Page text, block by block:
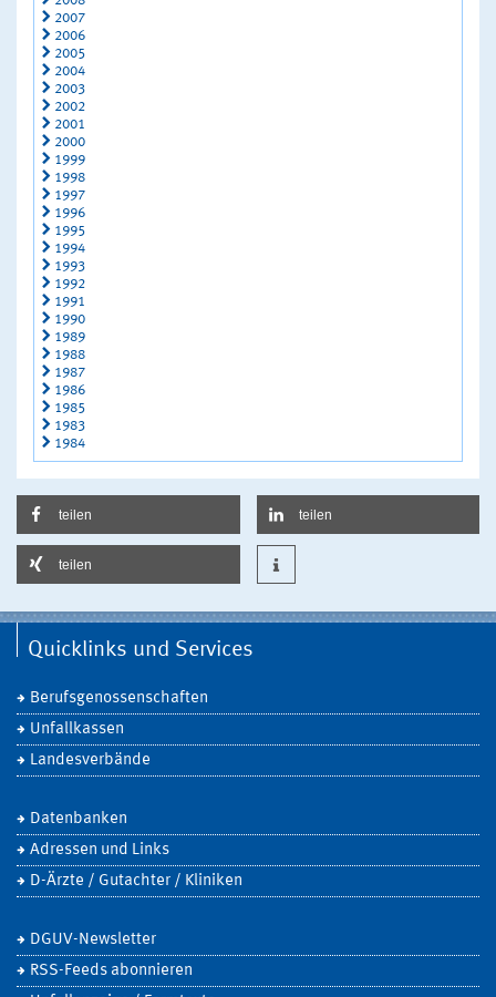
2007
2006
2005
2004
2003
2002
2001
2000
1999
1998
1997
1996
1995
1994
1993
1992
1991
1990
1989
1988
1987
1986
1985
1983
1984
teilen teilen
teilen
Quicklinks und Services
Berufsgenossenschaften
Unfallkassen
Landesverbände
Datenbanken
Adressen und Links
D-Ärzte / Gutachter / Kliniken
DGUV-Newsletter
RSS-Feeds abonnieren